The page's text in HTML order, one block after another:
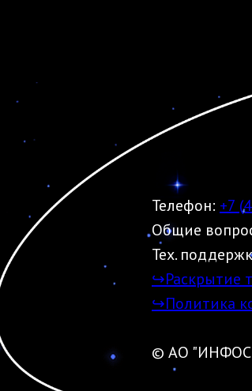
Телефон: +7
Общие
Тех.
↪Раскрытие
↪Политика
© АО